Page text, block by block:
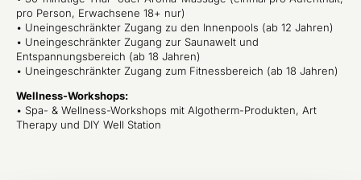
pro Person, Erwachsene 18+ nur)
• Uneingeschränkter Zugang zu den Innenpools (ab 12 Jahren)
• Uneingeschränkter Zugang zur Saunawelt und
Entspannungsbereich (ab 18 Jahren)
• Uneingeschränkter Zugang zum Fitnessbereich (ab 18 Jahren)
Wellness-Workshops:
• Spa- & Wellness-Workshops mit Algotherm-Produkten, Art
Therapy und DIY Well Station